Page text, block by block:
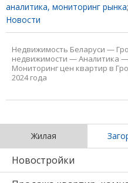
аналитика, мониторинг рынка;
Новости
Недвижимость Беларуси —
недвижимости —Аналитика —
Мониторинг цен квартир в
2024 года
Жилая
Новостройки